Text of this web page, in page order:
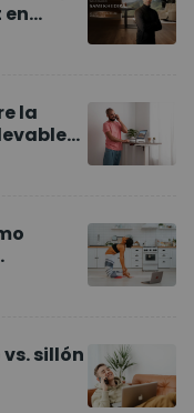
la
sillón